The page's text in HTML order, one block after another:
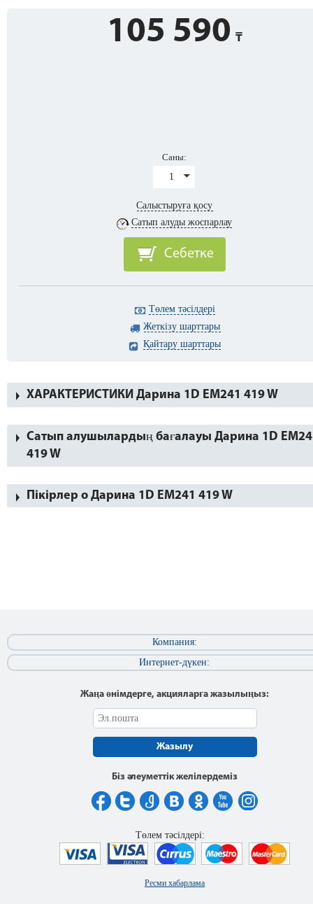
105 590
Саны:
1
Салыстыруға қосу
Сатып алуды жоспарлау
Себетке
Төлем тәсілдері
Жеткізу шарттары
Қайтару шарттары
ХАРАКТЕРИСТИКИ Дарина 1D EM241 419 W
Сатып алушылардың бағалауы Дарина 1D
419 W
Пікірлер о Дарина 1D EM241 419 W
Компания:
Интернет-дүкен:
Жаңа өнімдерге, акцияларға жазылыңыз:
Жазылу
Біз әлеуметтік желілердеміз
Ресми хабарлама
Төлем тәсілдері: